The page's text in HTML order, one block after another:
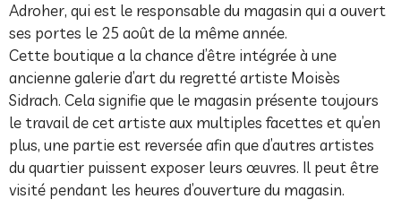
Adroher, qui est le responsable du magasin qui a ouvert
ses portes le 25 août de la même année.
Cette boutique a la chance d’être intégrée à une
ancienne galerie d’art du regretté artiste Moisès
Sidrach. Cela signifie que le magasin présente toujours
le travail de cet artiste aux multiples facettes et qu’en
plus, une partie est reversée afin que d’autres artistes
du quartier puissent exposer leurs œuvres. Il peut être
visité pendant les heures d’ouverture du magasin.